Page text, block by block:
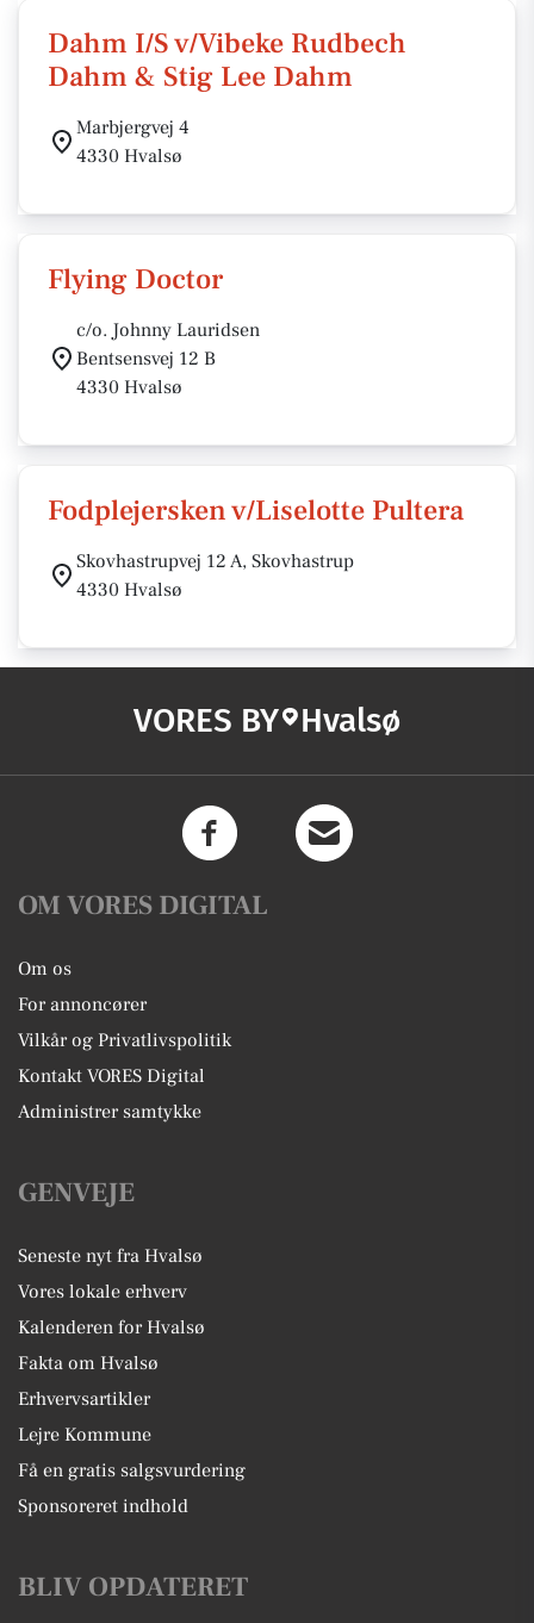
Dahm I/S v/Vibeke Rudbech
Dahm & Stig Lee Dahm
Marbjergvej 4
4330 Hvalsø
Flying Doctor
c/o. Johnny Lauridsen
Bentsensvej 12 B
4330 Hvalsø
Fodplejersken v/Liselotte Pultera
Skovhastrupvej 12 A, Skovhastrup
4330 Hvalsø
VORES BY Hvalsø
OM VORES DIGITAL
Om os
For annoncører
Vilkår og Privatlivspolitik
Kontakt VORES Digital
Administrer samtykke
GENVEJE
Seneste nyt fra Hvalsø
Vores lokale erhverv
Kalenderen for Hvalsø
Fakta om Hvalsø
Erhvervsartikler
Lejre Kommune
Få en gratis salgsvurdering
Sponsoreret indhold
BLIV OPDATERET